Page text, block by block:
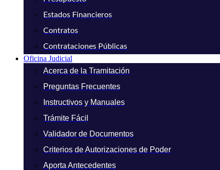
Estados Financieros
Contratos
Contrataciones Públicas
Oficina Judicial
Acerca de la Tramitación
Preguntas Frecuentes
Instructivos y Manuales
Trámite Fácil
Validador de Documentos
Criterios de Autorizaciones de Poder
Aporta Antecedentes